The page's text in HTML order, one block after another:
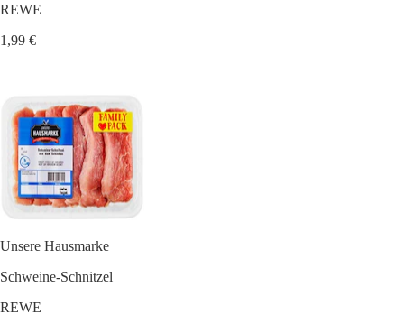
REWE
1,99 €
Unsere Hausmarke
Schweine-Schnitzel
REWE